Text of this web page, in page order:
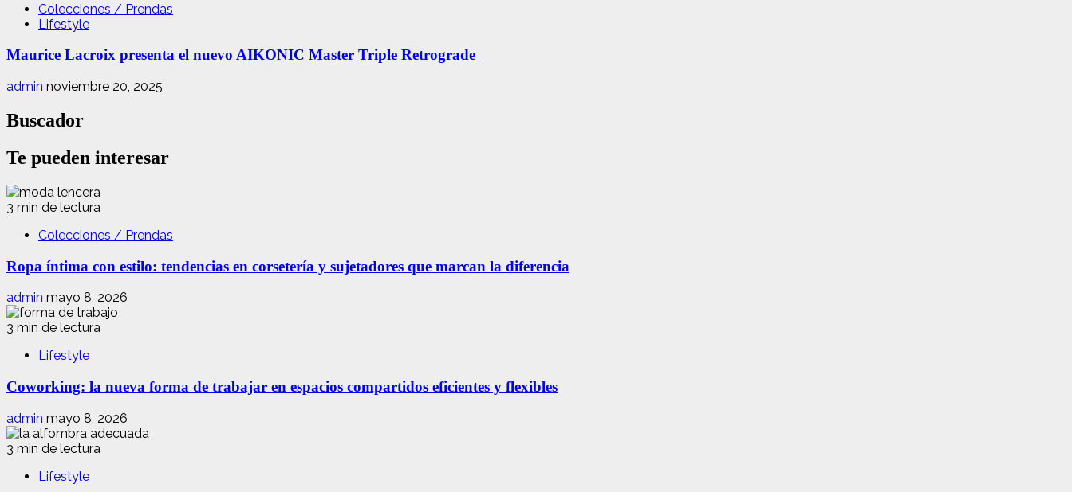
Colecciones / Prendas
Lifestyle
Maurice Lacroix presenta el nuevo AIKONIC Master Triple Retrograde
admin noviembre 20, 2025
Buscador
Te pueden interesar
3 min de lectura
Colecciones / Prendas
Ropa íntima con estilo: tendencias en corsetería y sujetadores que marcan la diferencia
admin mayo 8, 2026
3 min de lectura
Lifestyle
Coworking: la nueva forma de trabajar en espacios compartidos eficientes y flexibles
admin mayo 8, 2026
3 min de lectura
Lifestyle